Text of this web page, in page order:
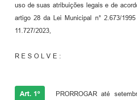
uso de suas atribuições legais e de
artigo 28 da Lei Municipal n° 2.673/
11.727/2023,
R E S O L V E :
Art. 1º PRORROGAR até